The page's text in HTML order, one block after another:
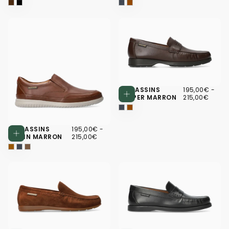
Choisissez des options
MOCASSINS
TWAIN MARRON
195,00€
PRIX
MINIMUM
195,00€ -
215,00€
Choisissez
MOCASSINS
HARPER MARRON
195,00€
PRIX
MINIMUM
195,00€ -
215,00€